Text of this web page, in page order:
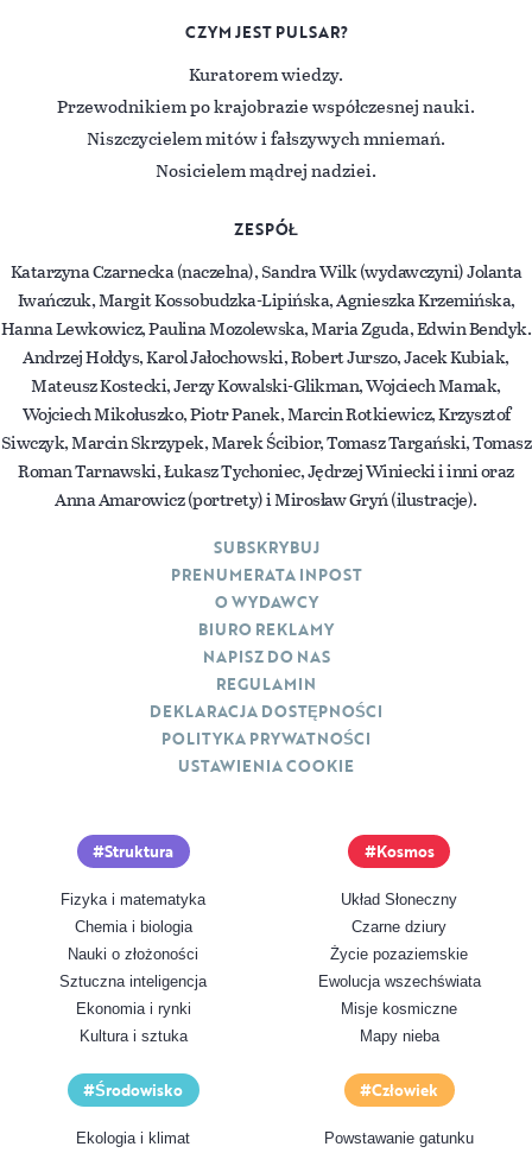
CZYM JEST PULSAR?
Kuratorem wiedzy.
Przewodnikiem po krajobrazie współczesnej nauki.
Niszczycielem mitów i fałszywych mniemań.
Nosicielem mądrej nadziei.
ZESPÓŁ
Katarzyna Czarnecka (naczelna), Sandra Wilk (wydawczyni) Jolanta
Iwańczuk, Margit Kossobudzka-Lipińska, Agnieszka Krzemińska,
Hanna Lewkowicz, Paulina Mozolewska, Maria Zguda, Edwin Bendyk.
Andrzej Hołdys, Karol Jałochowski, Robert Jurszo, Jacek Kubiak,
Mateusz Kostecki, Jerzy Kowalski-Glikman, Wojciech Mamak,
Wojciech Mikołuszko, Piotr Panek, Marcin Rotkiewicz, Krzysztof
Siwczyk, Marcin Skrzypek, Marek Ścibior, Tomasz Targański, Tomasz
Roman Tarnawski, Łukasz Tychoniec, Jędrzej Winiecki i inni oraz
Anna Amarowicz (portrety) i Mirosław Gryń (ilustracje).
Struktura
Fizyka i matematyka
Chemia i biologia
Nauki o złożoności
Sztuczna inteligencja
Ekonomia i rynki
Kultura i sztuka
Kosmos
Układ Słoneczny
Czarne dziury
Życie pozaziemskie
Ewolucja wszechświata
Misje kosmiczne
Mapy nieba
Środowisko
Ekologia i klimat
Człowiek
Powstawanie gatunku
SUBSKRYBUJ
PRENUMERATA INPOST
O WYDAWCY
BIURO REKLAMY
NAPISZ DO NAS
REGULAMIN
DEKLARACJA DOSTĘPNOŚCI
POLITYKA PRYWATNOŚCI
USTAWIENIA COOKIE